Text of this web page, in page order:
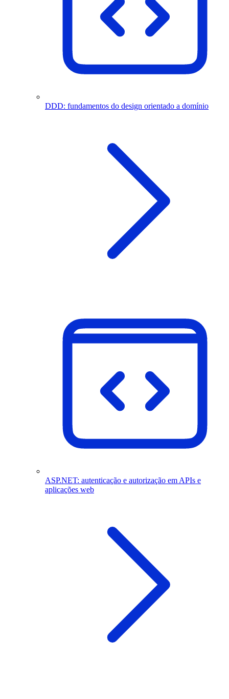
DDD: fundamentos do design orientado a domínio
ASP.NET: autenticação e autorização em APIs e
aplicações web